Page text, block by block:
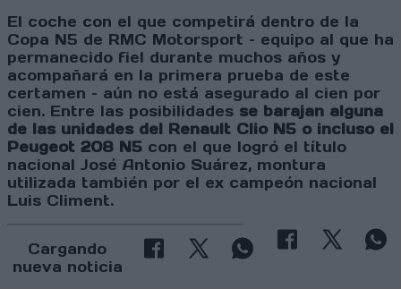
El coche con el que competirá dentro de la
Copa N5 de RMC Motorsport – equipo al que ha
permanecido fiel durante muchos años y
acompañará en la primera prueba de este
certamen – aún no está asegurado al cien por
cien. Entre las posibilidades se barajan alguna
de las unidades del Renault Clio N5 o incluso el
Peugeot 208 N5 con el que logró el título
nacional José Antonio Suárez, montura
utilizada también por el ex campeón nacional
Luis Climent.
Cargando
nueva noticia